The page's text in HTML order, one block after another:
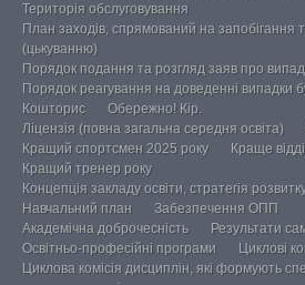
Територія обслуговування
План заходів, спрямований на запобігання
(цькуванню)
Порядок подання та розгляд заяв про
Порядок реагування на доведенні випадки
Кошторис
Обережно! Кір.
Ліцензія (повна загальна середня освіта)
Кращий спортсмен 2025 року
Краще
Кращий тренер року
Концепція закладу освіти, стратегія
Навчальний план
Забезпечення ОПП
Академічна доброчесність
Результати
Освітньо-професійні програми
Циклові
Циклова комісія дисциплін, які формують